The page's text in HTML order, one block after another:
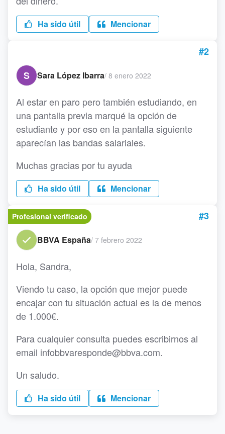
Ha sido útil Mencionar
#2
S
Sara López Ibarra/ 8 enero 2022
Al estar en paro pero también estudiando, en
una pantalla previa marqué la opción de
estudiante y por eso en la pantalla siguiente
aparecían las bandas salariales.
Muchas gracias por tu ayuda
Ha sido útil Mencionar
Profesional verificado #3
BBVA España/ 7 febrero 2022
Hola, Sandra,
Viendo tu caso, la opción que mejor puede
encajar con tu situación actual es la de menos
de 1.000€.
Para cualquier consulta puedes escribirnos al
email infobbvaresponde@bbva.com.
Un saludo.
Ha sido útil Mencionar